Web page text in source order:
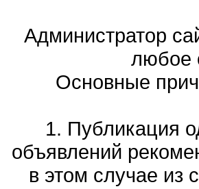
Администратор
любое
Основные
1. Публикация
объявлений
в этом случае из